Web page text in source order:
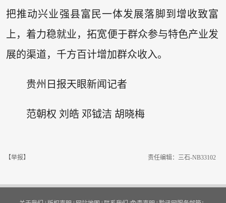
把推动兴业强县富民一体发展落脚到增收致富
上，着力稳就业，拓宽便于群众参与特色产业发
展的渠道，千方百计增加群众收入。
贵州日报天眼新闻记者
范朝权 刘皓 邓钺洁 胡晓梅
【举报】 责任编辑：三石-NB33102